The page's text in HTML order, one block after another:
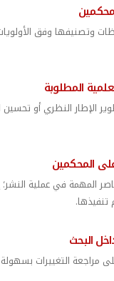
وتصنيفها وفق
الإطار النظري أو تحسين
المهمة في عملية
تنفيذها.
مراجعة التغييرات